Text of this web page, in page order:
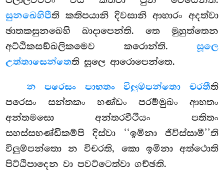
සුනඛෙහිපීති කතිපයානි දිවසානි ආහාරං අදත්වා
ඡාතකසුනඛෙහි ඛාදාපෙන්ති. තෙ මුහුත්තෙන
අට්ඨිකසඞ්ඛලිකමෙව කරොන්ති. සූලෙ
උත්තාසෙන්තෙති සූලෙ ආරොපෙන්තෙ.
න පරෙසං පාභතං විලුම්පන්තො චරතීති
පරෙසං සන්තකං භණ්ඩං පරම්මුඛං ආභතං
අන්තමසො අන්තරවීථියං පතිතං
සහස්සභණ්ඩිකම්පි දිස්වා ‘‘ඉමිනා ජීවිස්සාමී’’ති
විලුම්පන්තො න විචරති, කො ඉමිනා අත්ථොති
පිට්ඨිපාදෙන වා පවට්ටෙත්වා ගච්ඡති.